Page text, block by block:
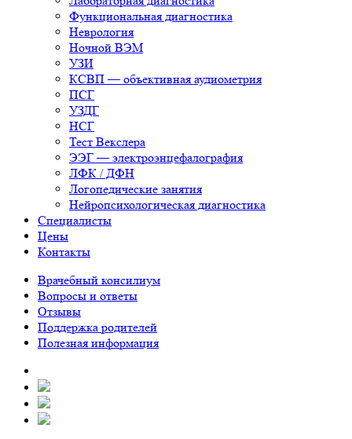
Функциональная диагностика
Неврология
Ночной ВЭМ
УЗИ
КСВП — объективная аудиометрия
ПСГ
УЗДГ
НСГ
Тест Векслера
ЭЭГ — электроэнцефалография
ЛФК / ДФН
Логопедические занятия
Нейропсихологическая диагностика
Специалисты
Цены
Контакты
Врачебный консилиум
Вопросы и ответы
Отзывы
Поддержка родителей
Полезная информация